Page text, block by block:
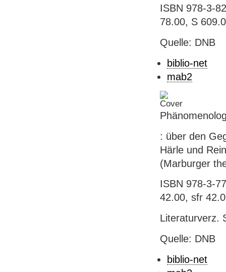
ISBN 978-3-
78.00, S
Quelle: DNB
biblio-net
mab2
: über den
Härle und
(Marburger
ISBN 978-3-
42.00, sfr
Literaturverz.
Quelle: DNB
biblio-net